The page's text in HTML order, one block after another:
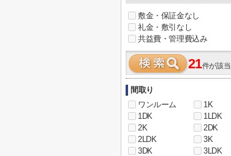
敷金・保証金なし
礼金・敷引なし
共益費・管理費込み
21件が該当
間取り
ワンルーム
1K
1DK
1LDK
2K
2DK
2LDK
3K
3DK
3LDK